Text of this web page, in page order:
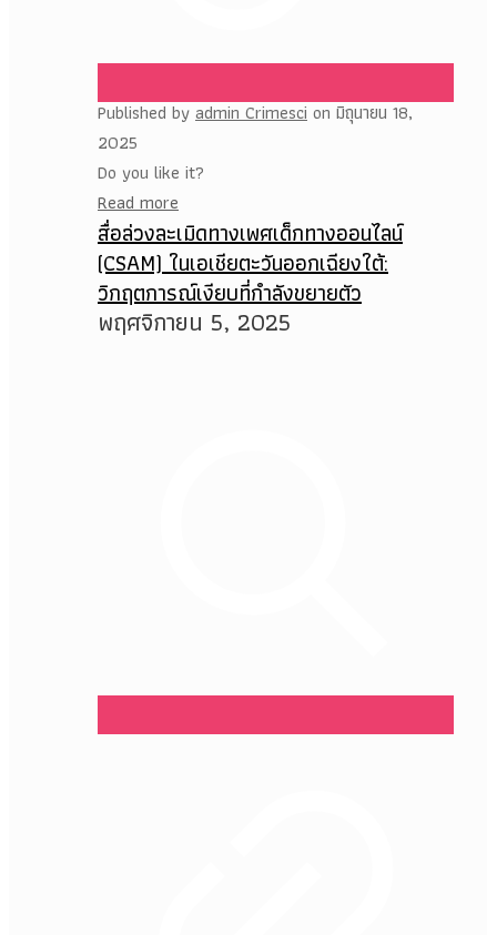
Published by admin Crimesci on มิถุนายน 18,
2025
Do you like it?
Read more
สื่อล่วงละเมิดทางเพศเด็กทางออนไลน์
(CSAM) ในเอเชียตะวันออกเฉียงใต้:
วิกฤตการณ์เงียบที่กำลังขยายตัว
พฤศจิกายน 5, 2025